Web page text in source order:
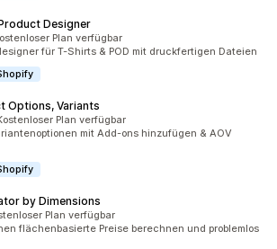
Designer
insgesamtPlan verfügbar
für T-Shirts & POD mit druckfertigen Dateien
Options, Variants
insgesamtPlan verfügbar
mit Add-ons hinzufügen & AOV
by Dimensions
insgesamtPlan verfügbar
flächenbasierte Preise berechnen und problemlos